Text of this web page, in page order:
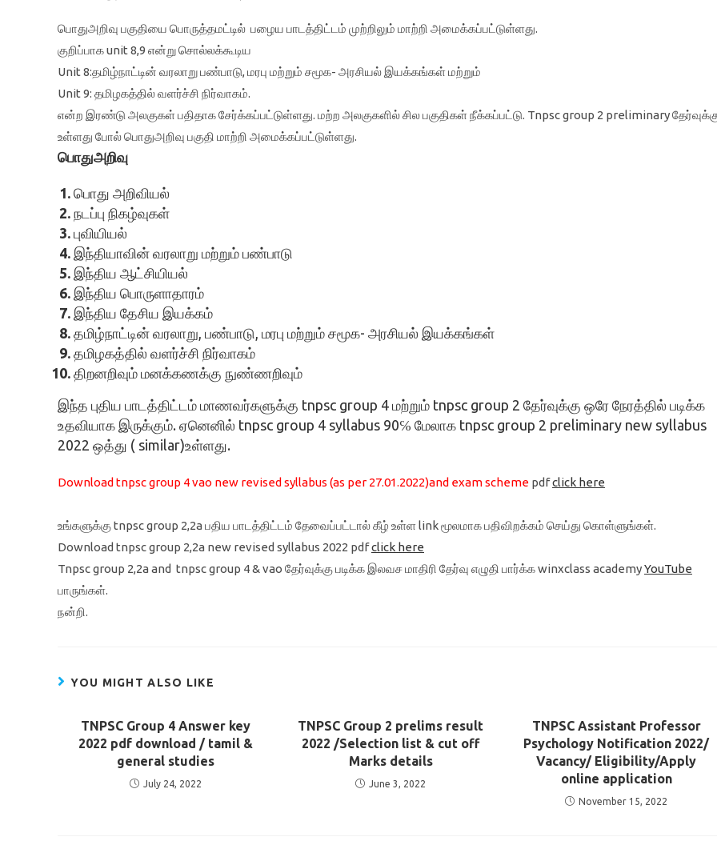
பொதுஅறிவு பகுதியை பொருத்தமட்டில் பழைய பாடத்திட்டம் முற்றிலும் மாற்றி அமைக்கப்பட்டுள்ளது.
குறிப்பாக unit 8,9 என்று சொல்லக்கூடிய
Unit 8:தமிழ்நாட்டின் வரலாறு பண்பாடு, மரபு மற்றும் சமூக- அரசியல் இயக்கங்கள் மற்றும்
Unit 9: தமிழகத்தில் வளர்ச்சி நிர்வாகம்.
என்ற இரண்டு அலகுகள் பதிதாக சேர்க்கப்பட்டுள்ளது. மற்ற அலகுகளில் சில பகுதிகள் நீக்கப்பட்டு. Tnpsc group 2 preliminary
உள்ளது போல் பொதுஅறிவு பகுதி மாற்றி அமைக்கப்பட்டுள்ளது.
பொதுஅறிவு
பொது அறிவியல்
நடப்பு நிகழ்வுகள்
புவியியல்
இந்தியாவின் வரலாறு மற்றும் பண்பாடு
இந்திய ஆட்சியியல்
இந்திய பொருளாதாரம்
இந்திய தேசிய இயக்கம்
தமிழ்நாட்டின் வரலாறு, பண்பாடு, மரபு மற்றும் சமூக- அரசியல் இயக்கங்கள்
தமிழகத்தில் வளர்ச்சி நிர்வாகம்
திறனறிவும் மனக்கணக்கு நுண்ணறிவும்
இந்த புதிய பாடத்திட்டம் மாணவர்களுக்கு tnpsc group 4 மற்றும் tnpsc group 2 தேர்வுக்கு ஒரே நேரத்தில் படிக்க
உதவியாக இருக்கும். ஏனெனில் tnpsc group 4 syllabus 90℅ மேலாக tnpsc group 2 preliminary new syllabus
2022 ஒத்து ( similar)உள்ளது.
Download tnpsc group 4 vao new revised syllabus (as per 27.01.2022)and exam scheme pdfclick here
உங்களுக்கு tnpsc group 2,2a பதிய பாடத்திட்டம் தேவைப்பட்டால் கீழ் உள்ள link மூலமாக பதிவிறக்கம் செய்து கொள்ளுங்கள்.
Download tnpsc group 2,2a new revised syllabus 2022 pdfclick here
Tnpsc group 2,2a and tnpsc group 4 & vao தேர்வுக்கு படிக்க இலவச மாதிரி தேர்வு எழுதி பார்க்க winxclass academyYouTube
பாருங்கள்.
நன்றி.
YOU MIGHT ALSO LIKE
TNPSC Group 4 Answer key
2022 pdf download / tamil &
general studies
July 24, 2022
TNPSC Group 2 prelims result
2022 /Selection list & cut off
Marks details
June 3, 2022
TNPSC Assistant Professor
Psychology Notification 2022/
Vacancy/ Eligibility/Apply
online application
November 15, 2022